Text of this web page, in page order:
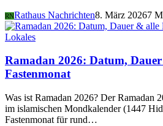
RNRathaus Nachrichten8. März 20267
Lokales
Ramadan 2026: Datum,
Fastenmonat
Was ist Ramadan 2026? Der Ramadan
im islamischen Mondkalender (1447
Fastenmonat für rund…